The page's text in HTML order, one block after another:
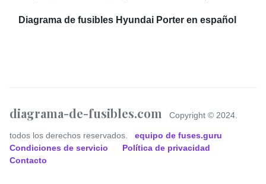
Diagrama de fusibles Hyundai Porter en español
diagrama-de-fusibles.com Copyright © 2024.
todos los derechos reservados. equipo de fuses.guru
Condiciones de servicio
Política de privacidad
Contacto